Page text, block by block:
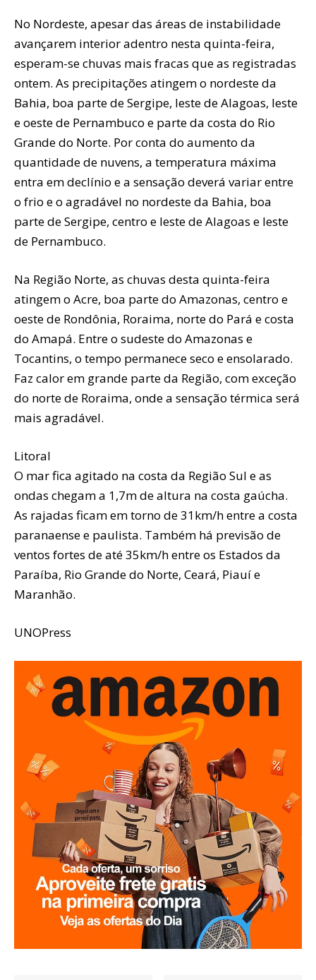
No Nordeste, apesar das áreas de instabilidade
avançarem interior adentro nesta quinta-feira,
esperam-se chuvas mais fracas que as registradas
ontem. As precipitações atingem o nordeste da
Bahia, boa parte de Sergipe, leste de Alagoas, leste
e oeste de Pernambuco e parte da costa do Rio
Grande do Norte. Por conta do aumento da
quantidade de nuvens, a temperatura máxima
entra em declínio e a sensação deverá variar entre
o frio e o agradável no nordeste da Bahia, boa
parte de Sergipe, centro e leste de Alagoas e leste
de Pernambuco.
Na Região Norte, as chuvas desta quinta-feira
atingem o Acre, boa parte do Amazonas, centro e
oeste de Rondônia, Roraima, norte do Pará e costa
do Amapá. Entre o sudeste do Amazonas e
Tocantins, o tempo permanece seco e ensolarado.
Faz calor em grande parte da Região, com exceção
do norte de Roraima, onde a sensação térmica será
mais agradável.
Litoral
O mar fica agitado na costa da Região Sul e as
ondas chegam a 1,7m de altura na costa gaúcha.
As rajadas ficam em torno de 31km/h entre a costa
paranaense e paulista. Também há previsão de
ventos fortes de até 35km/h entre os Estados da
Paraíba, Rio Grande do Norte, Ceará, Piauí e
Maranhão.
UNOPress